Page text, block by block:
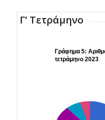
Γ’ Τετράμηνο
Γράφημα 5:
τετράμηνο 2023